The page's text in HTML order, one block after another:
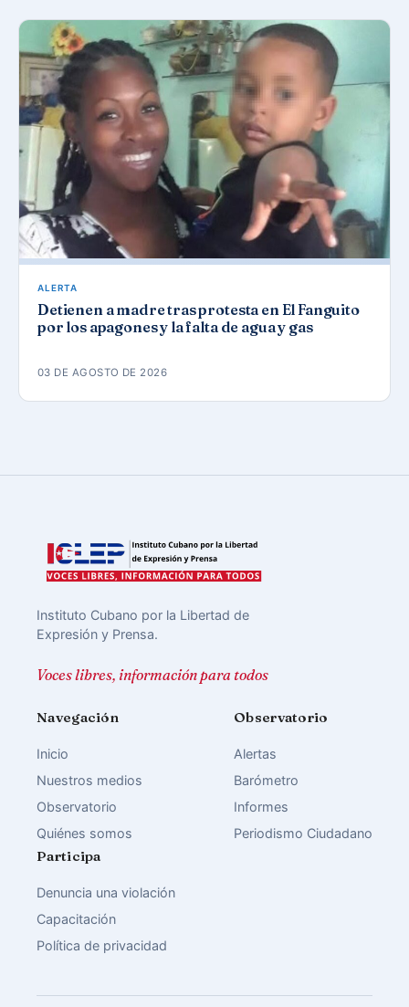
ALERTA
Detienen a madre tras protesta en El Fanguito
por los apagones y la falta de agua y gas
03 DE AGOSTO DE 2026
Instituto Cubano por la Libertad de
Expresión y Prensa.
Voces libres, información para todos
Navegación
Inicio
Nuestros medios
Observatorio
Quiénes somos
Observatorio
Alertas
Barómetro
Informes
Periodismo Ciudadano
Participa
Denuncia una violación
Capacitación
Política de privacidad